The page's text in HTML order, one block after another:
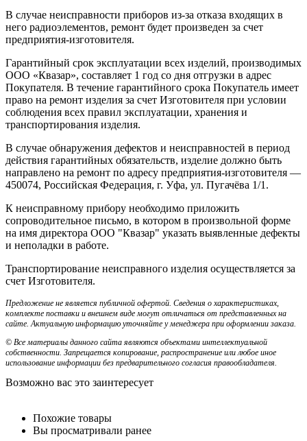
В случае неисправности приборов из-за отказа входящих в
него радиоэлементов, ремонт будет произведен за счет
предприятия-изготовителя.
Гарантийный срок эксплуатации всех изделий, производимых
ООО «Квазар», составляет 1 год со дня отгрузки в адрес
Покупателя. В течение гарантийного срока Покупатель имеет
право на ремонт изделия за счет Изготовителя при условии
соблюдения всех правил эксплуатации, хранения и
транспортирования изделия.
В случае обнаружения дефектов и неисправностей в период
действия гарантийных обязательств, изделие должно быть
направлено на ремонт по адресу предприятия-изготовителя —
450074, Российская Федерация, г. Уфа, ул. Пугачёва 1/1.
К неисправному прибору необходимо приложить
сопроводительное письмо, в котором в произвольной форме
на имя директора ООО "Квазар" указать выявленные дефекты
и неполадки в работе.
Транспортирование неисправного изделия осуществляется за
счет Изготовителя.
Предложение не является публичной офертой. Сведения о характеристиках,
комплекте поставки и внешнем виде могут отличаться от представленных на
сайте. Актуальную информацию уточняйте у менеджера при оформлении заказа.
© Все материалы данного сайта являются объектами интеллектуальной
собственности. Запрещается копирование, распространение или любое иное
использование информации без предварительного согласия правообладателя.
Возможно вас это заинтересует
Похожие товары
Вы просматривали ранее